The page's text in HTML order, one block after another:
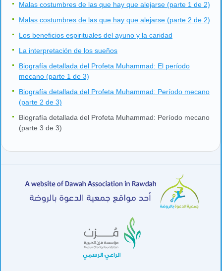
Malas costumbres de las que hay que alejarse (parte 1 de 2)
Malas costumbres de las que hay que alejarse (parte 2 de 2)
Los beneficios espirituales del ayuno y la caridad
La interpretación de los sueños
Biografía detallada del Profeta Muhammad: El período
mecano (parte 1 de 3)
Biografía detallada del Profeta Muhammad: Período mecano
(parte 2 de 3)
Biografía detallada del Profeta Muhammad: Período mecano
(parte 3 de 3)